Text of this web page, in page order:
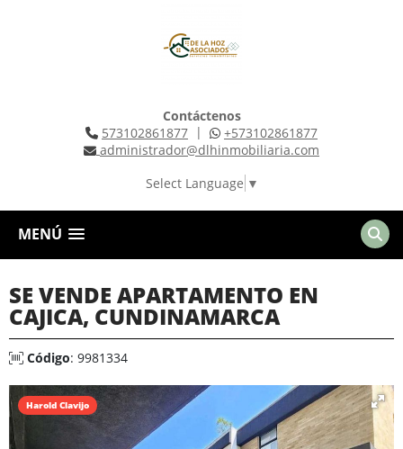
Contáctenos
573102861877 |
+573102861877
administrador@dlhinmobiliaria.com
Select Language ▼
MENÚ
SE VENDE APARTAMENTO EN
CAJICA, CUNDINAMARCA
Código: 9981334
Harold Clavijo